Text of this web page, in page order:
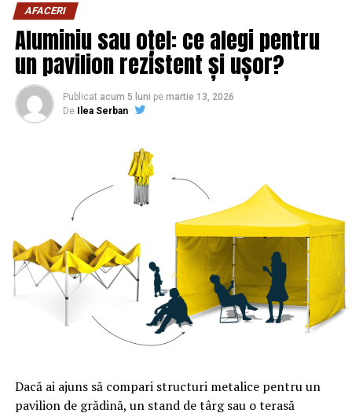
AFACERI
Aluminiu sau oțel: ce alegi pentru
un pavilion rezistent și ușor?
Publicat acum 5 luni pe martie 13, 2026
De
Ilea Serban
Dacă ai ajuns să compari structuri metalice pentru un
pavilion de grădină, un stand de târg sau o terasă